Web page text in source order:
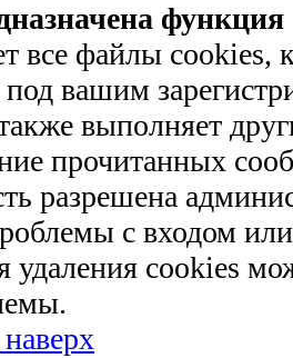
все файлы cookies,
под вашим
выполняет
прочитанных
разрешена
с входом
удаления cookies